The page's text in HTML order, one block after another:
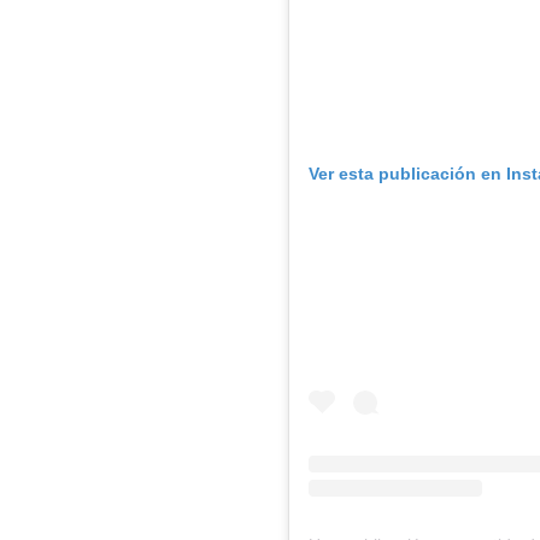
Ver esta publicación en